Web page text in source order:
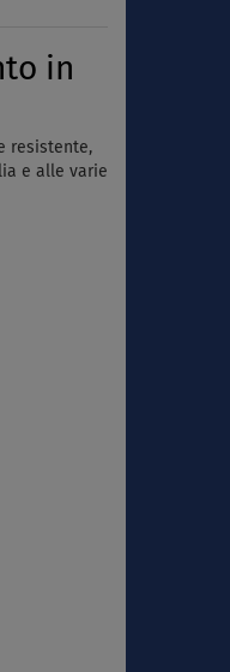
in
resistente,
e alle varie